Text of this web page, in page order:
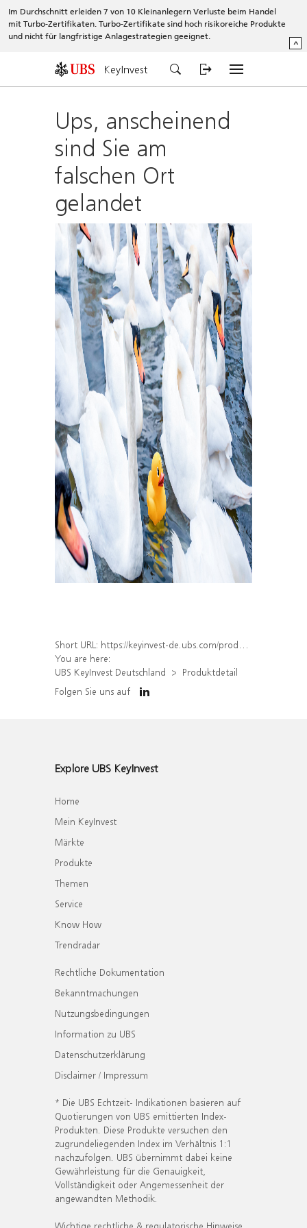
Im Durchschnitt erleiden 7 von 10 Kleinanlegern Verluste beim Handel
mit Turbo-Zertifikaten. Turbo-Zertifikate sind hoch risikoreiche Produkte
und nicht für langfristige Anlagestrategien geeignet.
^
KeyInvest
Ups, anscheinend
sind Sie am
falschen Ort
gelandet
Short URL: https://keyinvest-de.ubs.com/produkt/detail/index/isin/DE000WA7TL89
You are here:
UBS KeyInvest Deutschland
Produktdetail
Folgen Sie uns auf
Explore UBS KeyInvest
Home
Mein KeyInvest
Märkte
Produkte
Themen
Service
Know How
Trendradar
Rechtliche Dokumentation
Bekanntmachungen
Nutzungsbedingungen
Information zu UBS
Datenschutzerklärung
Disclaimer / Impressum
* Die UBS Echtzeit- Indikationen basieren auf
Quotierungen von UBS emittierten Index-
Produkten. Diese Produkte versuchen den
zugrundeliegenden Index im Verhältnis 1:1
nachzufolgen. UBS übernimmt dabei keine
Gewährleistung für die Genauigkeit,
Vollständigkeit oder Angemessenheit der
angewandten Methodik.